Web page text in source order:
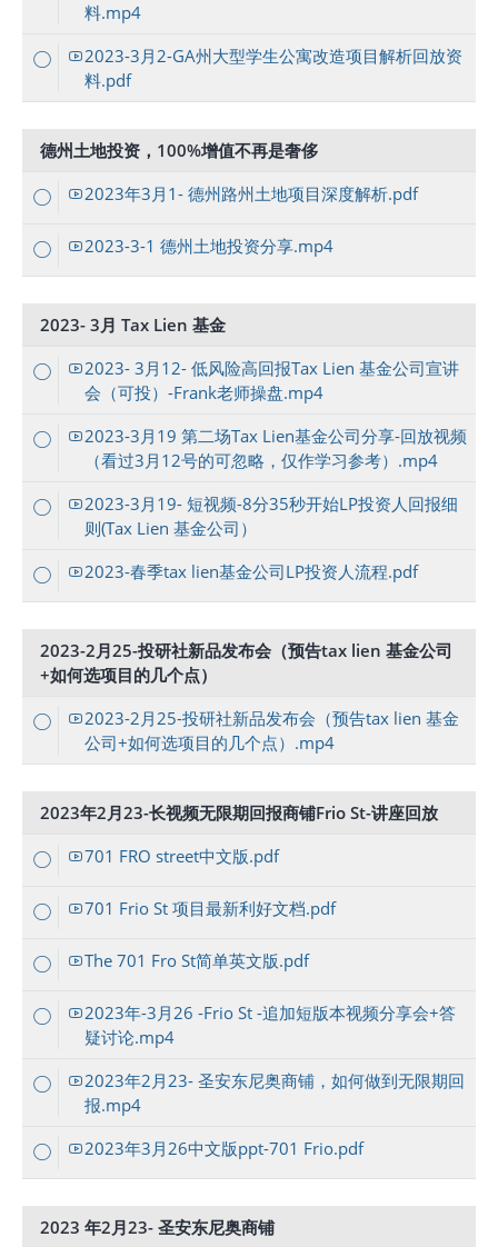
料.mp4
2023-3月2-GA州大型学生公寓改造项目解析回放资
料.pdf
德州土地投资，100%增值不再是奢侈
2023年3月1- 德州路州土地项目深度解析.pdf
2023-3-1 德州土地投资分享.mp4
2023- 3月 Tax Lien 基金
2023- 3月12- 低风险高回报Tax Lien 基金公司宣讲
会（可投）-Frank老师操盘.mp4
2023-3月19 第二场Tax Lien基金公司分享-回放视频
（看过3月12号的可忽略，仅作学习参考）.mp4
2023-3月19- 短视频-8分35秒开始LP投资人回报细
则(Tax Lien 基金公司）
2023-春季tax lien基金公司LP投资人流程.pdf
2023-2月25-投研社新品发布会（预告tax lien 基金公司
+如何选项目的几个点）
2023-2月25-投研社新品发布会（预告tax lien 基金
公司+如何选项目的几个点）.mp4
2023年2月23-长视频无限期回报商铺Frio St-讲座回放
701 FRO street中文版.pdf
701 Frio St 项目最新利好文档.pdf
The 701 Fro St简单英文版.pdf
2023年-3月26 -Frio St -追加短版本视频分享会+答
疑讨论.mp4
2023年2月23- 圣安东尼奥商铺，如何做到无限期回
报.mp4
2023年3月26中文版ppt-701 Frio.pdf
2023 年2月23- 圣安东尼奥商铺